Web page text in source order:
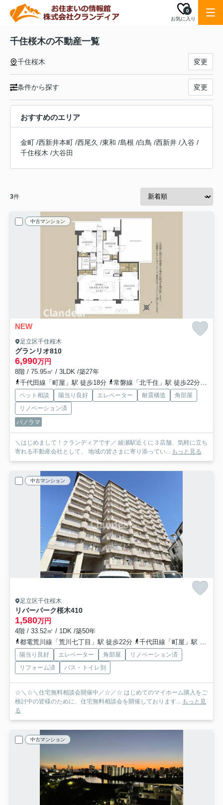
お気に入り
0
千住桜木の不動産一覧
千住桜木 変更
条件から探す 変更
おすすめのエリア
金町 /西新井本町 /西尾久 /東和 /島根 /白鳥 /西新井 /入谷 /
千住桜木 /大谷田
3件
中古マンション
NEW
足立区千住桜木
グランリオ810
6,990万円
8階 / 75.95㎡ / 3LDK /築27年
千代田線「町屋」駅 徒歩18分
常磐線「北千住」駅 徒歩22分
ペット相談 陽当り良好 エレベーター 耐震構造
角部屋
リノベーション済
パノラマ
＼はじめまして！クランディアです／ 綾瀬駅近くに３店舗、気軽に立ち
寄れる不動産会社として、 地域の皆さまに寄り添ってい... もっと見る
中古マンション
足立区千住桜木
リバーパーク桜木410
1,580万円
4階 / 33.52㎡ / 1DK /築50年
都電荒川線「荒川七丁目」駅 徒歩22分
千代田線「町屋」駅 徒歩23分
陽当り良好 エレベーター 角部屋
リノベーション済
リフォーム済
バス・トイレ別
☆＼☆＼住宅無料相談会開催中／☆／☆ はじめてのマイホーム購入をご
検討中の皆様のために、住宅無料相談会を開催しております... もっと見
る
中古マンション